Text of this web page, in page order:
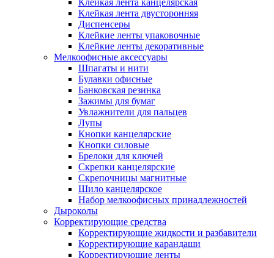
Клейкая лента канцелярская
Клейкая лента двусторонняя
Диспенсеры
Клейкие ленты упаковочные
Клейкие ленты декоративные
Мелкоофисные аксессуары
Шпагаты и нити
Булавки офисные
Банковская резинка
Зажимы для бумаг
Увлажнители для пальцев
Лупы
Кнопки канцелярские
Кнопки силовые
Брелоки для ключей
Скрепки канцелярские
Скрепочницы магнитные
Шило канцелярское
Набор мелкоофисных принадлежностей
Дыроколы
Корректирующие средства
Корректирующие жидкости и разбавители
Корректирующие карандаши
Корректирующие ленты